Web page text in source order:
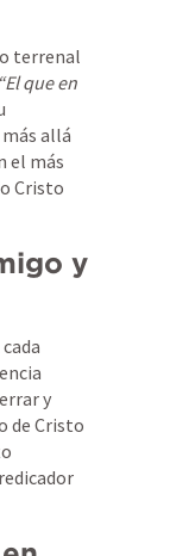
terrenal
“El que en
allá
el más
Cristo
y
y
de Cristo